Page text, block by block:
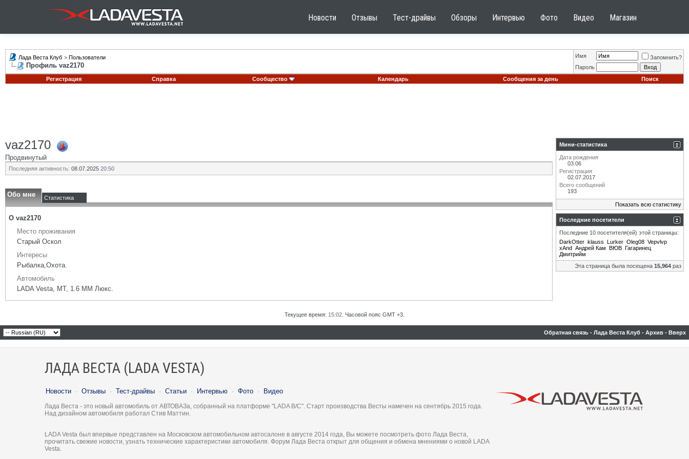
Новости Отзывы Тест-драйвы Обзоры Интервью Фото Видео Магазин
Лада Веста Клуб > Пользователи
Профиль vaz2170
Имя
Запомнить?
Пароль
Регистрация
Справка Сообщество Календарь Сообщения за день Поиск
vaz2170
Продвинутый
Последняя активность: 08.07.2025 20:50
Обо мне Статистика
О vaz2170
Место проживания
Старый Оскол
Интересы
Рыбалка,Охота.
Автомобиль
LADA Vesta, МТ, 1.6 ММ Люкс.
Мини-статистика
Дата рождения
03.06
Регистрация
02.07.2017
Всего сообщений
193
Показать всю статистику
Последние посетители
Последние 10 посетителя(ей) этой страницы:
DarkOtter klauss Lurker Oleg08 Vepvlvp
xAnd Андрей Кам ВЮВ Гагаринец
Дмитрийм
Эта страница была посещена 15,964 раз
Текущее время: 15:02 . Часовой пояс GMT +3.
Обратная связь - Лада Веста Клуб - Архив - Вверх
ЛАДА ВЕСТА (LADA VESTA)
Новости · Отзывы · Тест-драйвы · Статьи · Интервью · Фото · Видео
Лада Веста - это новый автомобиль от АВТОВАЗа, собранный на платформе "LADA B/C". Старт производства Весты намечен на сентябрь 2015 года.
Над дизайном автомобиля работал Стив Маттин.
LADA Vesta был впервые представлен на Московском автомобильном автосалоне в августе 2014 года, Вы можете посмотреть фото Лада Веста,
прочитать свежие новости, узнать технические характеристики автомобиля. Форум Лада Веста открыт для общения и обмена мнениями о новой LADA
Vesta.